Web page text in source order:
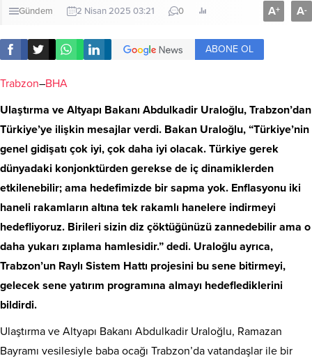
Gündem 2 Nisan 2025 03:21 0 A+ A-
ABONE OL
Trabzon–BHA
Ulaştırma ve Altyapı Bakanı Abdulkadir Uraloğlu, Trabzon’dan
Türkiye’ye ilişkin mesajlar verdi. Bakan Uraloğlu, “Türkiye’nin
genel gidişatı çok iyi, çok daha iyi olacak. Türkiye gerek
dünyadaki konjonktürden gerekse de iç dinamiklerden
etkilenebilir; ama hedefimizde bir sapma yok. Enflasyonu iki
haneli rakamların altına tek rakamlı hanelere indirmeyi
hedefliyoruz. Birileri sizin diz çöktüğünüzü zannedebilir ama o
daha yukarı zıplama hamlesidir.” dedi. Uraloğlu ayrıca,
Trabzon’un Raylı Sistem Hattı projesini bu sene bitirmeyi,
gelecek sene yatırım programına almayı hedeflediklerini
bildirdi.
Ulaştırma ve Altyapı Bakanı Abdulkadir Uraloğlu, Ramazan
Bayramı vesilesiyle baba ocağı Trabzon’da vatandaşlar ile bir